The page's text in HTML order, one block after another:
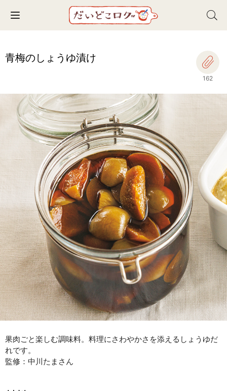
Toggle navigation
青梅のしょうゆ漬け
162
果肉ごと楽しむ調味料。料理にさわやかさを添えるしょうゆだ
れです。
監修：中川たまさん